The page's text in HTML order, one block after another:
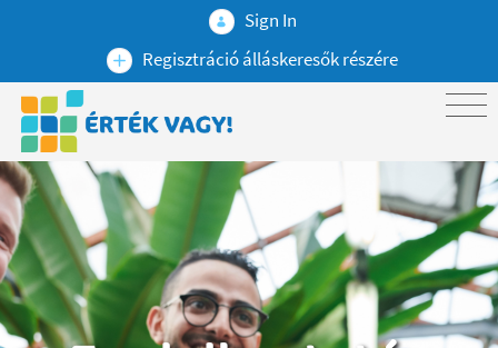
Sign In
Regisztráció álláskeresők részére